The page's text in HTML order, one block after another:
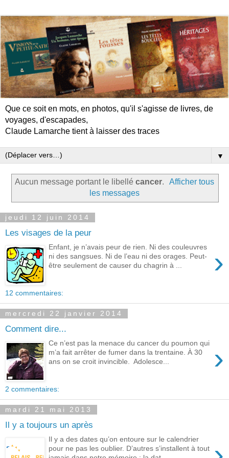
Que ce soit en mots, en photos, qu'il s'agisse de livres, de
voyages, d'escapades,
Claude Lamarche tient à laisser des traces
▼
Aucun message portant le libellé cancer.
Afficher tous
les messages
jeudi 12 juin 2014
Les visages de la peur
›
Enfant, je n’avais peur de rien. Ni des couleuvres
ni des sangsues. Ni de l’eau ni des orages. Peut-
être seulement de causer du chagrin à ...
12 commentaires:
mercredi 22 janvier 2014
Comment dire...
›
Ce n’est pas la menace du cancer du poumon qui
m’a fait arrêter de fumer dans la trentaine. À 30
ans on se croit invincible. Adolesce...
2 commentaires:
mardi 21 mai 2013
Il y a toujours un après
Il y a des dates qu’on entoure sur le calendrier
pour ne pas les oublier. D’autres s’installent à tout